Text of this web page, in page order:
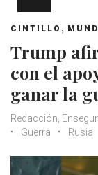
CINTILLO ,
Trump
con el
ganar la
Redacción,
Guerra
Rusia